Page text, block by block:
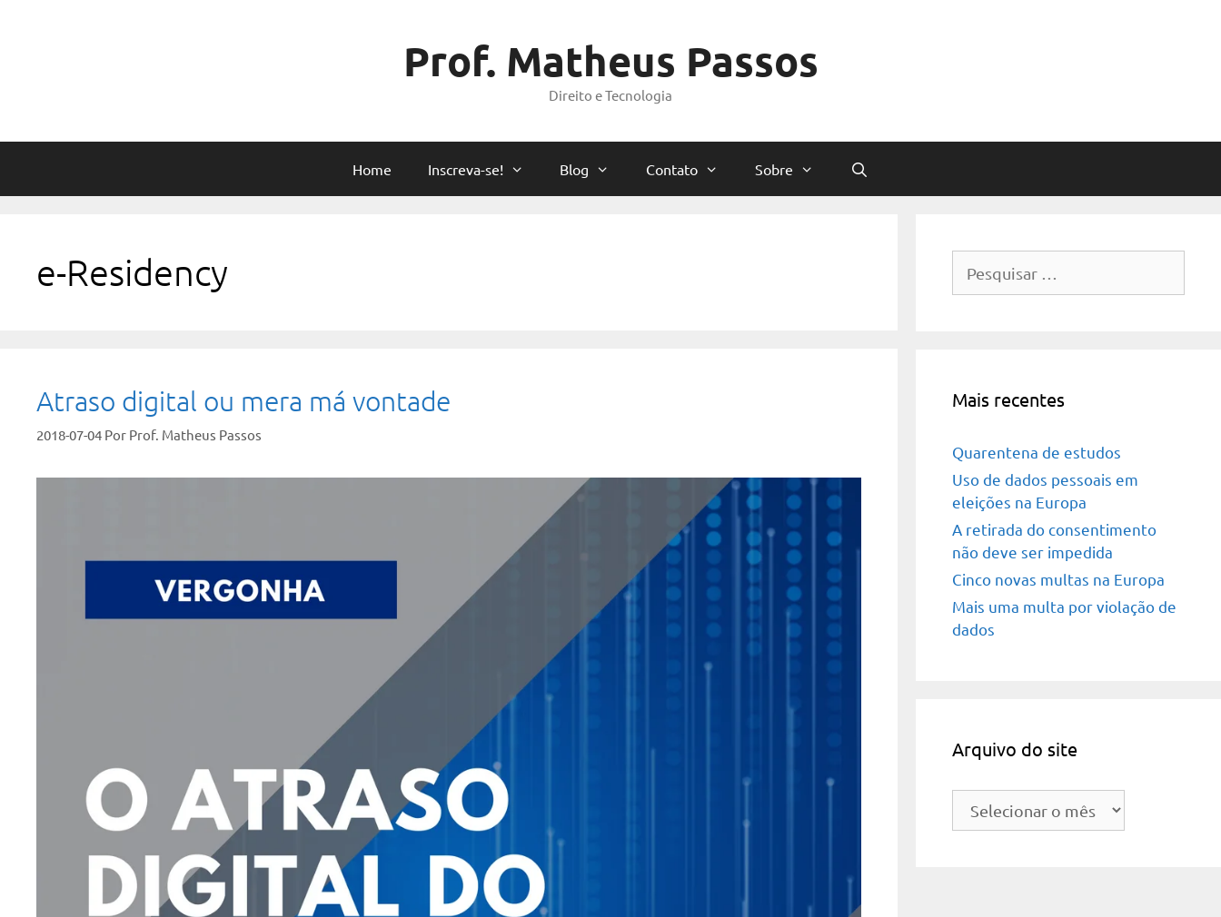
Prof. Matheus Passos
Direito e Tecnologia
Home Inscreva-se! Blog Contato Sobre
e-Residency
Atraso digital ou mera má vontade
2018-07-04 Por Prof. Matheus Passos
por:
Mais recentes
Quarentena de estudos
Uso de dados pessoais em
eleições na Europa
A retirada do consentimento
não deve ser impedida
Cinco novas multas na Europa
Mais uma multa por violação de
dados
Arquivo do site
Arquivo